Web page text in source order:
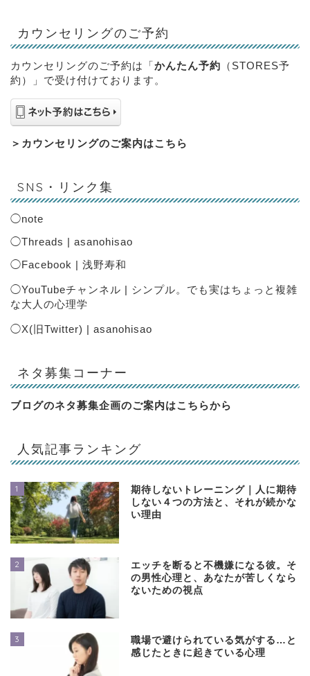
カウンセリングのご予約
カウンセリングのご予約は「かんたん予約 （STORES予
約）」で受け付けております。
＞ カウンセリングのご案内はこちら
SNS・リンク集
◯note
◯Threads | asanohisao
◯Facebook | 浅野寿和
◯YouTubeチャンネル | シンプル。でも実はちょっと複雑
な大人の心理学
◯X(旧Twitter) | asanohisao
ネタ募集コーナー
ブログのネタ募集企画のご案内はこちらから
人気記事ランキング
1
期待しないトレーニング｜人に期待
しない４つの方法と、それが続かな
い理由
2
エッチを断ると不機嫌になる彼。そ
の男性心理と、あなたが苦しくなら
ないための視点
3
職場で避けられている気がする…と
感じたときに起きている心理